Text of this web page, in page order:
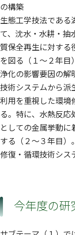
の構築
生態工学技法である
て、沈水・水耕・抽
質保全再生に対する
を図る（１〜２年
浄化の影響要因の解
技術システムから派
利用を重視した環境
る。特に、水熱反
としての金属挙動
する（２〜３年目
修復・循環技術シス
今年度の研